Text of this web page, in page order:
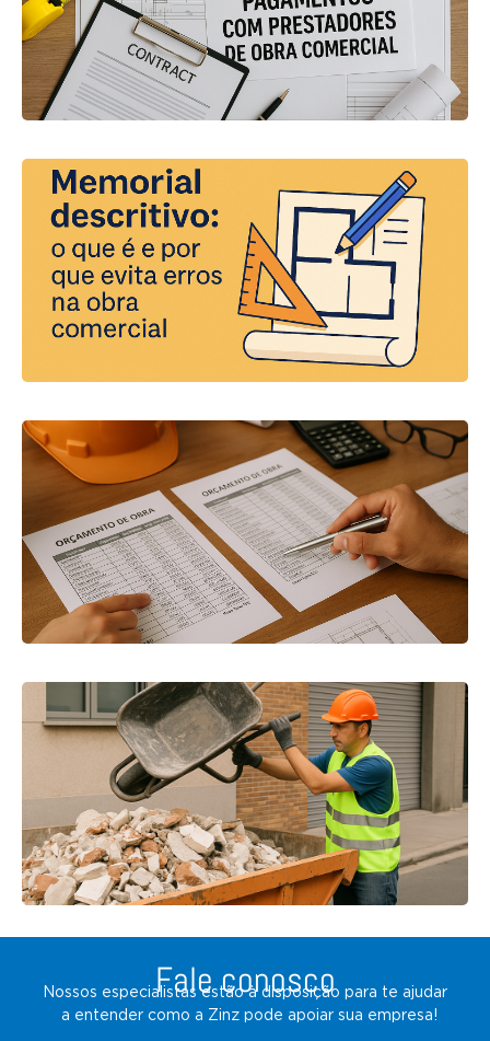
Fale conosco
Nossos especialistas estão à disposição para te ajudar
a entender como a Zinz pode apoiar sua empresa!